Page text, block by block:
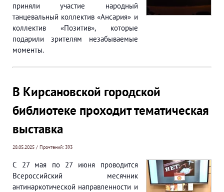
приняли участие народный
танцевальный коллектив «Ансария» и
коллектив «Позитив», которые
подарили зрителям незабываемые
моменты.
В Кирсановской городской
библиотеке проходит тематическая
выставка
28.05.2025 / Прочтений: 393
С 27 мая по 27 июня проводится
Всероссийский месячник
антинаркотической направленности и